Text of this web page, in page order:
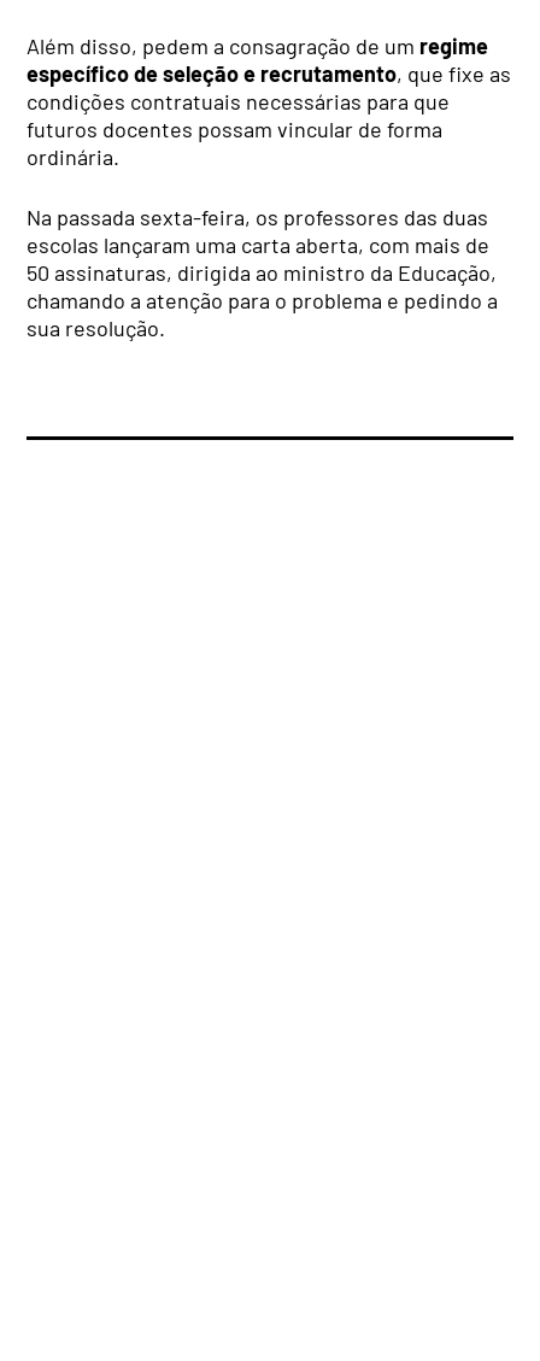
Além disso, pedem a consagração de um regime
específico de seleção e recrutamento, que fixe as
condições contratuais necessárias para que
futuros docentes possam vincular de forma
ordinária.
Na passada sexta-feira, os professores das duas
escolas lançaram uma carta aberta, com mais de
50 assinaturas, dirigida ao ministro da Educação,
chamando a atenção para o problema e pedindo a
sua resolução.